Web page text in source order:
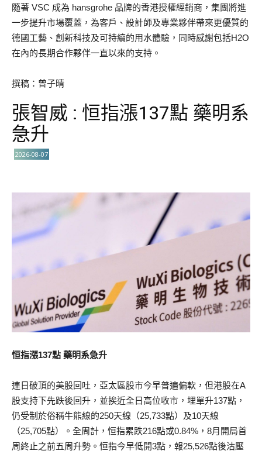
隨著 VSC 成為 hansgrohe 品牌的香港授權經銷商，集團將進
一步提升市場覆蓋，為客戶、設計師及專業夥伴帶來更優質的
德國工藝、創新科技及可持續的用水體驗，同時感謝包括H2O
在內的長期合作夥伴一直以來的支持。
撰稿：曾子晴
張智威 : 恒指漲137點 藥明系
急升
2026-08-07
恒指漲137點 藥明系急升
連日破頂的美股回吐，亞太區股市今早普遍偏軟，但港股在A
股支持下先跌後回升，並挨近全日高位收市，埋單升137點，
仍受制於俗稱牛熊線的250天線（25,733點）及10天線
（25,705點）。全周計，恒指累跌216點或0.84%，8月開局首
周終止之前五周升勢。恒指今早低開3點，報25,526點後沽壓